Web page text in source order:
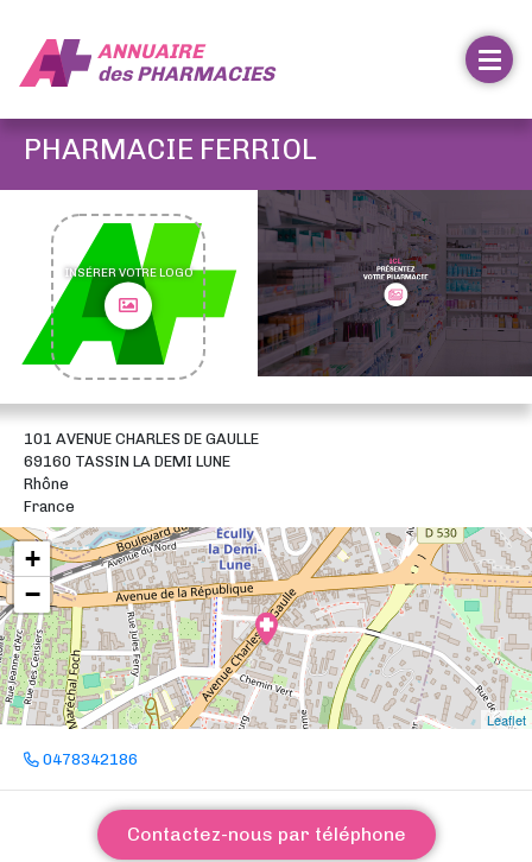
ANNUAIRE
desPHARMACIES
PHARMACIE FERRIOL
INSÉRER VOTRE LOGO
101 AVENUE CHARLES DE GAULLE
69160 TASSIN LA DEMI LUNE
Rhône
France
+
−
Leaflet
0478342186
Contactez-nous par téléphone